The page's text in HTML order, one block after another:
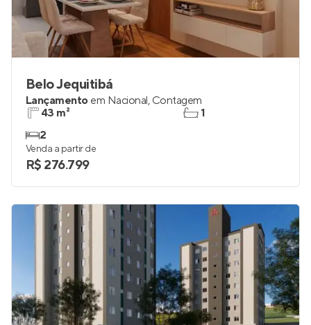
Belo Jequitibá
Lançamento em Nacional, Contagem
43 m²
2
1
Venda a partir de
R$ 276.799